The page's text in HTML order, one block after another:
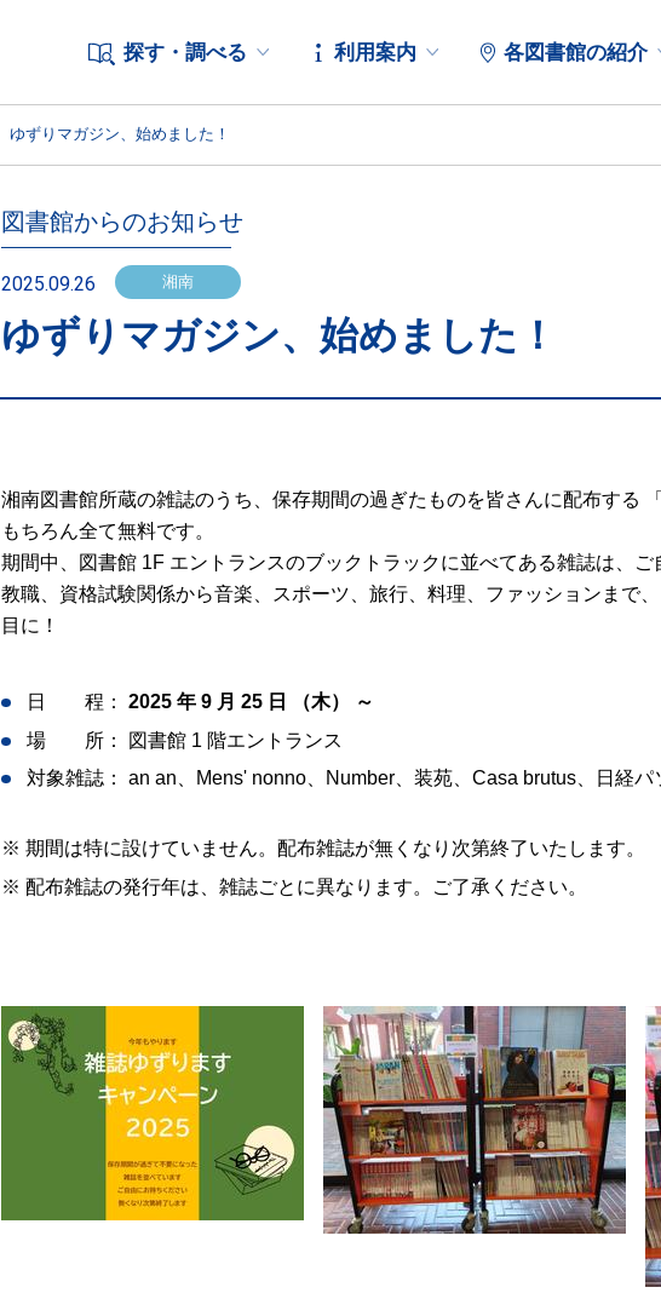
探す・調べる 利用案内 各図書館の紹介
ゆずりマガジン、始めました！
ゆずりマガジン、始めました！
図書館からのお知らせ
2025.09.26 湘南
湘南図書館所蔵の雑誌のうち、保存期間の過ぎたものを皆さんに配布する
もちろん全て無料です。
期間中、図書館 1F エントランスのブックトラックに並べてある雑誌は、ご
教職、資格試験関係から音楽、スポーツ、旅行、料理、ファッションまで
目に！
日 程：
2025 年 9 月 25 日 （木） ～
場 所： 図書館 1 階エントランス
対象雑誌： an an、Mens' nonno、Number、装苑、Casa brutus、日経
※ 期間は特に設けていません。配布雑誌が無くなり次第終了いたします。
※ 配布雑誌の発行年は、雑誌ごとに異なります。ご了承ください。